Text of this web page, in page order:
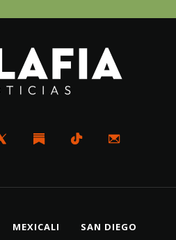
MEXICALI SAN DIEGO